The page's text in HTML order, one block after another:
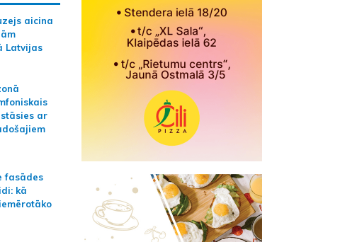
aicina
Latvijas
ar
fasādes
kā